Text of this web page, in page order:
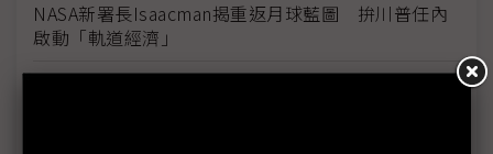
NASA新署長Isaacman揭重返月球藍圖 拚川普任內
啟動「軌道經濟」
中國H200訂單暴增逾200萬顆 NVIDIA傳急敲台積新